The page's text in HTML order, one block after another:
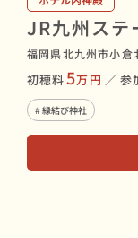
JR九州ステ
福岡県北九州市小倉
初穂料5万円 ／ 参
# 縁結び神社